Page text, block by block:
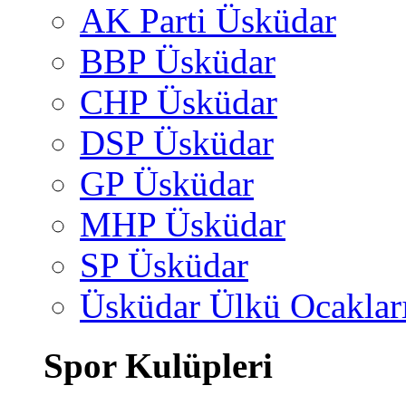
AK Parti Üsküdar
BBP Üsküdar
CHP Üsküdar
DSP Üsküdar
GP Üsküdar
MHP Üsküdar
SP Üsküdar
Üsküdar Ülkü
Spor Kulüpleri